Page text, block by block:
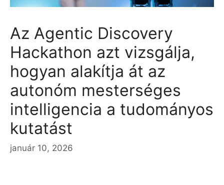
Az Agentic Discovery
Hackathon azt vizsgálja,
hogyan alakítja át az
autonóm mesterséges
intelligencia a tudományos
kutatást
január 10, 2026